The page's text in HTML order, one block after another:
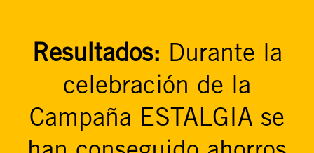
Resultados: Durante la
celebración de la
Campaña ESTALGIA se